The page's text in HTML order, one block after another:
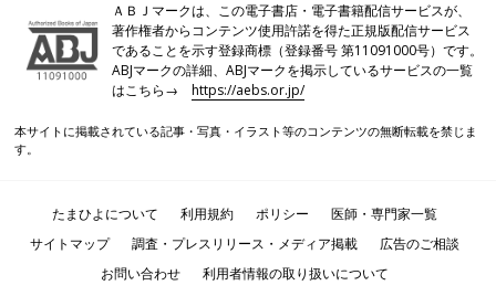
ＡＢＪマークは、この電子書店・電子書籍配信サービスが、
著作権者からコンテンツ使用許諾を得た正規版配信サービス
であることを示す登録商標（登録番号 第11091000号）です。
ABJマークの詳細、ABJマークを掲示しているサービスの一覧
はこちら→https://aebs.or.jp/
本サイトに掲載されている記事・写真・イラスト等のコンテンツの無断転載を禁じま
す。
たまひよについて 利用規約 ポリシー
医師・専門家一覧
サイトマップ
調査・プレスリリース・メディア掲載
広告のご相談
お問い合わせ
利用者情報の取り扱いについて